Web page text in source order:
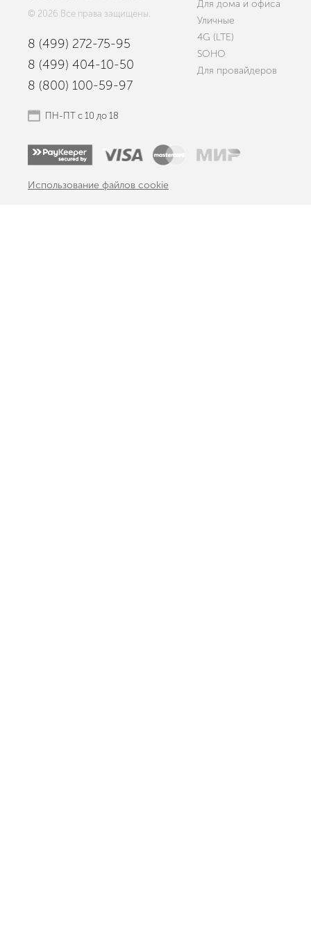
© 2026 Все права защищены.
8 (499) 272-75-95
8 (499) 404-10-50
8 (800) 100-59-97
ПН-ПТ с 10 до 18
Для дома и офиса
Уличные
4G (LTE)
SOHO
Для провайдеров
Использование файлов cookie